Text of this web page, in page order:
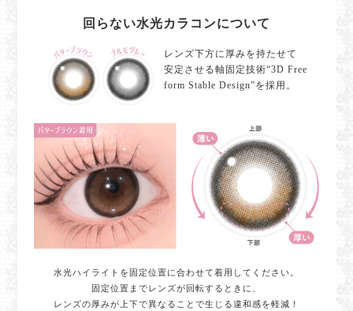
回らない水光カラコンについて
レンズ下方に厚みを持たせて
安定させる軸固定技術“3D Free
form Stable Design”を採用。
水光ハイライトを固定位置に合わせて着用してください。
固定位置までレンズが回転するときに、
レンズの厚みが上下で異なることで生じる違和感を軽減！